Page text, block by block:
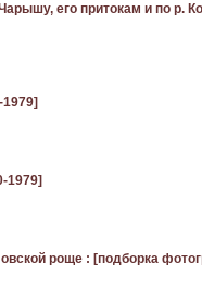
его притокам и по р.
1979]
роще : [подборка